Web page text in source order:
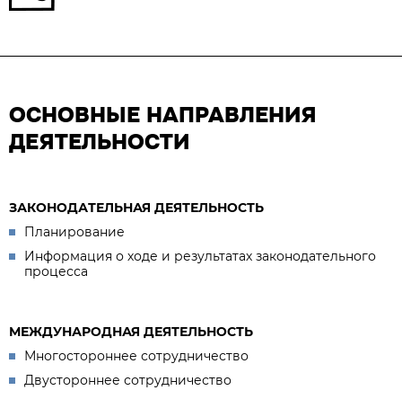
ОСНОВНЫЕ НАПРАВЛЕНИЯ
ДЕЯТЕЛЬНОСТИ
ЗАКОНОДАТЕЛЬНАЯ ДЕЯТЕЛЬНОСТЬ
Планирование
Информация о ходе и результатах законодательного
процесса
МЕЖДУНАРОДНАЯ ДЕЯТЕЛЬНОСТЬ
Многостороннее сотрудничество
Двустороннее сотрудничество